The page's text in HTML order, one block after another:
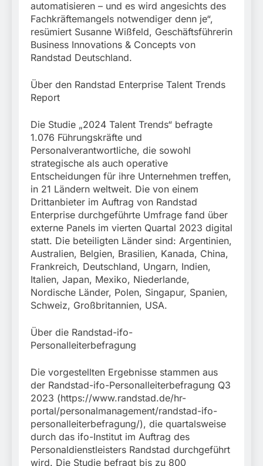
automatisieren – und es wird angesichts des
Fachkräftemangels notwendiger denn je“,
resümiert Susanne Wißfeld, Geschäftsführerin
Business Innovations & Concepts von
Randstad Deutschland.
Über den Randstad Enterprise Talent Trends
Report
Die Studie „2024 Talent Trends“ befragte
1.076 Führungskräfte und
Personalverantwortliche, die sowohl
strategische als auch operative
Entscheidungen für ihre Unternehmen treffen,
in 21 Ländern weltweit. Die von einem
Drittanbieter im Auftrag von Randstad
Enterprise durchgeführte Umfrage fand über
externe Panels im vierten Quartal 2023 digital
statt. Die beteiligten Länder sind: Argentinien,
Australien, Belgien, Brasilien, Kanada, China,
Frankreich, Deutschland, Ungarn, Indien,
Italien, Japan, Mexiko, Niederlande,
Nordische Länder, Polen, Singapur, Spanien,
Schweiz, Großbritannien, USA.
Über die Randstad-ifo-
Personalleiterbefragung
Die vorgestellten Ergebnisse stammen aus
der Randstad-ifo-Personalleiterbefragung Q3
2023 (https://www.randstad.de/hr-
portal/personalmanagement/randstad-ifo-
personalleiterbefragung/), die quartalsweise
durch das ifo-Institut im Auftrag des
Personaldienstleisters Randstad durchgeführt
wird. Die Studie befragt bis zu 800